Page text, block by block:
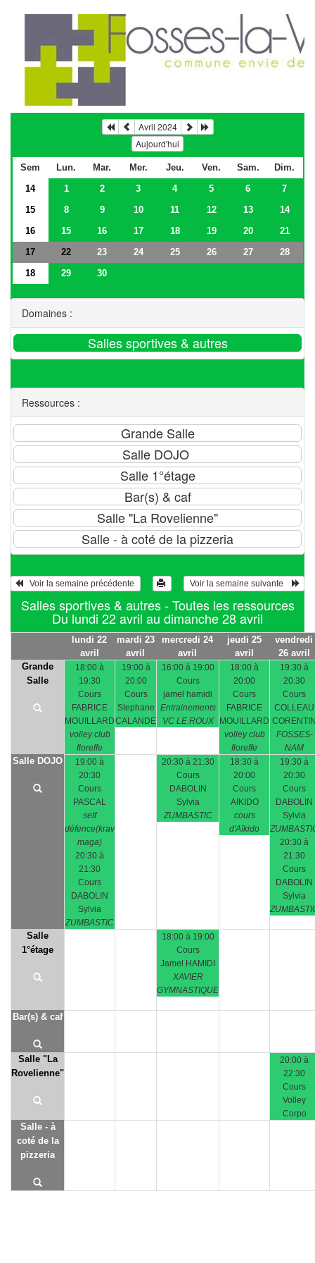
Avril 2024
Aujourd'hui
Sem Lun. Mar. Mer. Jeu. Ven. Sam.
Dim.
14
1 2 3 4 5 6
7
15
8 9 10 11 12 13
14
16
15 16 17 18 19 20
21
17
22 23 24 25 26 27
28
18
29 30
Domaines :
Ressources :
Voir la semaine suivante
Salles sportives & autres - Toutes les ressources
Du lundi 22 avril au dimanche 28 avril
lundi 22
avril
mardi 23
avril
mercredi 24
avril
jeudi 25
avril
vendredi
26 avril
Grande
Salle
18:00 à
19:30
Cours
FABRICE
MOUILLARD
volley club
floreffe
19:00 à
20:00
Cours
Stephane
CALANDE
16:00 à 19:00
Cours
jamel hamidi
Entrainements
VC LE ROUX
18:00 à
20:00
Cours
FABRICE
MOUILLARD
volley club
floreffe
19:30 à
20:30
Cours
COLLEAU
FOSSES-
NAM
Salle DOJO
19:00 à
20:30
Cours
PASCAL
self
défence(krav
maga)
20:30 à
21:30
Cours
DABOLIN
Sylvia
ZUMBASTIC
20:30 à 21:30
Cours
DABOLIN
Sylvia
ZUMBASTIC
18:30 à
20:00
Cours
AIKIDO
cours
d'Aïkido
19:30 à
20:30
Cours
DABOLIN
Sylvia
20:30 à
21:30
Cours
DABOLIN
Sylvia
Salle
1°étage
18:00 à 19:00
Cours
Jamel HAMIDI
XAVIER
GYMNASTIQUE
Bar(s) & caf
Salle "La
Rovelienne"
20:00 à
22:30
Cours
Volley
Corpo
Salle - à
coté de la
pizzeria